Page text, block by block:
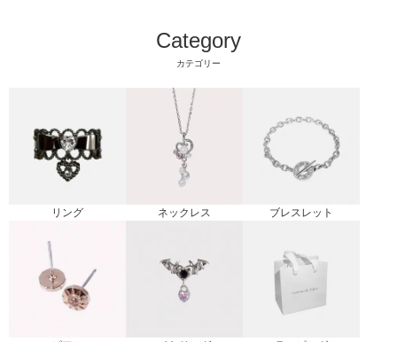
Category
カテゴリー
リング ネックレス ブレスレット